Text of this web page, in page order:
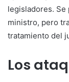
legisladores.
ministro, pero
tratamiento del
Los